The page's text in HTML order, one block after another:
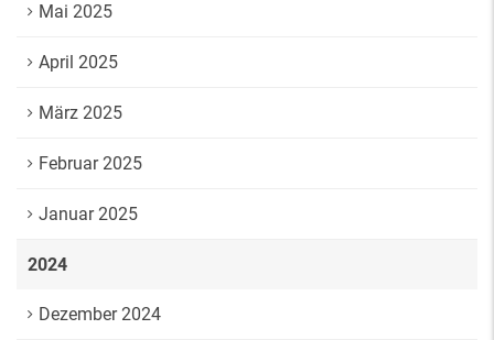
Mai 2025
April 2025
März 2025
Februar 2025
Januar 2025
2024
Dezember 2024